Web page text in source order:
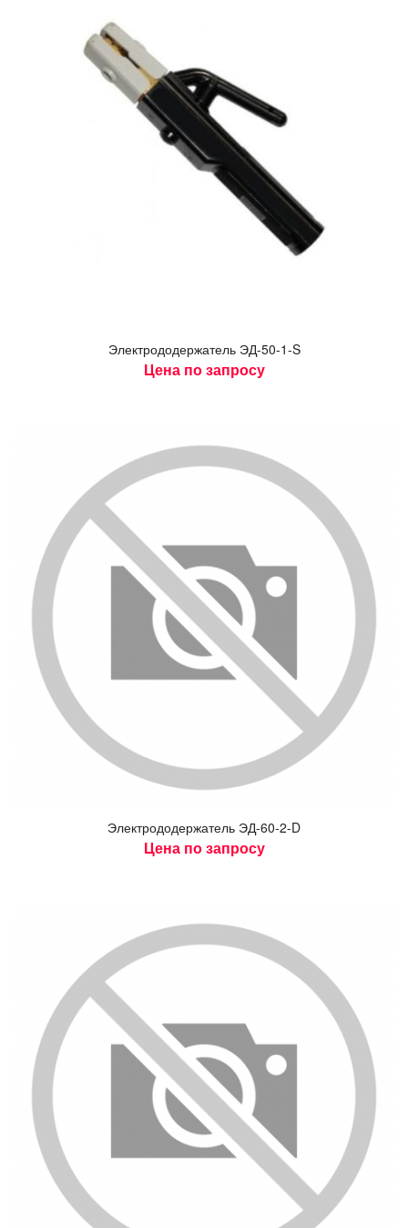
Элек­тро­додер­жа­тель ЭД-50-1-S
Цена по запросу
Элек­тро­додер­жа­тель ЭД-60-2-D
Цена по запросу